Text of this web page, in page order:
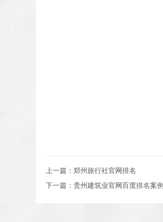
上一篇： 郑州旅行社官网排名
下一篇： 贵州建筑业官网百度排名案例